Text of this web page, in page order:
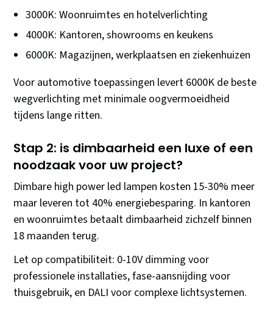
3000K: Woonruimtes en hotelverlichting
4000K: Kantoren, showrooms en keukens
6000K: Magazijnen, werkplaatsen en ziekenhuizen
Voor automotive toepassingen levert 6000K de beste
wegverlichting met minimale oogvermoeidheid
tijdens lange ritten.
Stap 2: is dimbaarheid een luxe of een
noodzaak voor uw project?
Dimbare high power led lampen kosten 15-30% meer
maar leveren tot 40% energiebesparing. In kantoren
en woonruimtes betaalt dimbaarheid zichzelf binnen
18 maanden terug.
Let op compatibiliteit: 0-10V dimming voor
professionele installaties, fase-aansnijding voor
thuisgebruik, en DALI voor complexe lichtsystemen.